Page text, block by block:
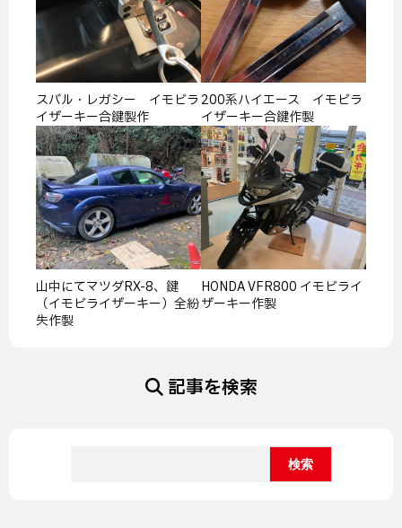
スバル・レガシー イモビラ
イザーキー合鍵製作
200系ハイエース イモビラ
イザーキー合鍵作製
山中にてマツダRX-8、鍵
（イモビライザーキー）全紛
失作製
HONDA VFR800 イモビライ
ザーキー作製
記事を検索